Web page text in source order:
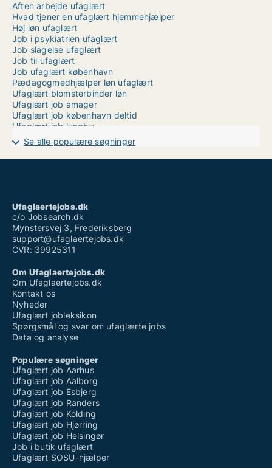
Aften arbejde ufaglært
Hvad tjener en ufaglært hjemmehjælper
Høj løn ufaglært
Job i psykiatrien ufaglært
Job slagelse ufaglært
Job til ufaglært
Job ufaglært københavn
Pædagogmedhjælper løn ufaglært
Ufaglært blomsterbinder løn
Ufaglært job amager
Ufaglært job københavn deltid
Ufaglært job lyngby
Ufaglært job syddjurs
Ufaglært job vojens
Ufaglært job aalborg deltid
Ufaglært rengøring løn
Ufaglært stilladsarbejder løn
Se alle populære søgninger
Ufaglaertejobs.dk
c/o Jobsearch.dk
Mynstersvej 3, Frederiksberg
support@ufaglaertejobs.dk
CVR: 39925311
Om Ufaglaertejobs.dk
Om Ufaglaertejobs.dk
Kontakt os
Nyheder
Ufaglært jobleksikon
Spørgsmål og svar om ufaglærte jobs
Data og analyse
Populære søgninger
Ufaglært job Aarhus
Ufaglært job Aalborg
Ufaglært job Esbjerg
Ufaglært job Randers
Ufaglært job Kolding
Ufaglært job Hjørring
Ufaglært job Helsingør
Job i butik ufaglært
Ufaglært SOSU-hjælper